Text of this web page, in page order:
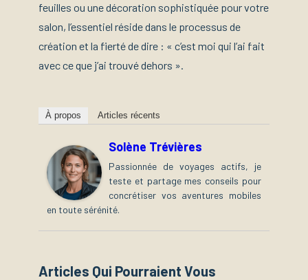
feuilles ou une décoration sophistiquée pour votre
salon, l’essentiel réside dans le processus de
création et la fierté de dire : « c’est moi qui l’ai fait
avec ce que j’ai trouvé dehors ».
À propos Articles récents
Solène Trévières
Passionnée de voyages actifs, je
teste et partage mes conseils pour
concrétiser vos aventures mobiles
en toute sérénité.
Articles Qui Pourraient Vous